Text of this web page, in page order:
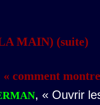
MAIN) (suite)
comment
, « Ouvrir